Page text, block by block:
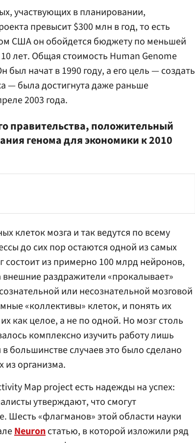
участвующих в планировании,
превысит $300 млн в год, то есть
США он обойдется бюджету по меньшей
лет. Общая стоимость Human Genome
был начат в 1990 году, а его цель — создать
— была достигнута даже раньше
2003 года.
правительства, положительный
генома для экономики к 2010
клеток мозга и так ведутся по всему
до сих пор остаются одной из самых
состоит из примерно 100 млрд нейронов,
раздражители «прокалывает»
или несознательной мозговой
«коллективы» клеток, и понять их
как целое, а не по одной. Но мозг столь
комплексно изучить работу лишь
большинстве случаев это было сделано
из организма.
Map project есть надежды на успех:
утверждают, что смогут
Шесть «флагманов» этой области науки
Neuronстатью, в которой изложили ряд